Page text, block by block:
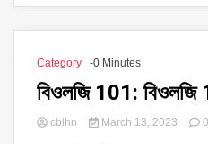
Category -0 Minutes
বিওলজি 101:
cblhn March 13, 2023